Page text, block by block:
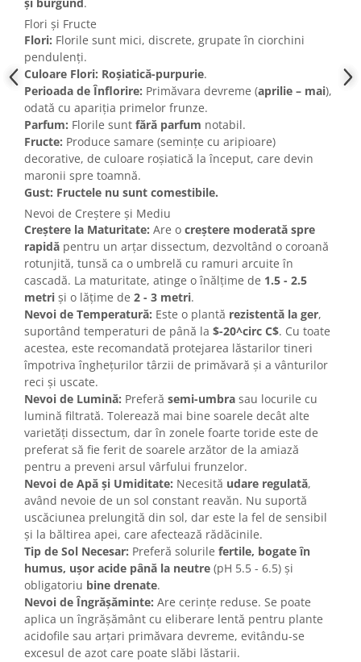
și burgund .
Flori și Fructe
Flori: Florile sunt mici, discrete, grupate în ciorchini
pendulenți.
Culoare Flori: Roșiatică-purpurie.
Perioada de Înflorire: Primăvara devreme (aprilie – mai),
odată cu apariția primelor frunze.
Parfum: Florile sunt fără parfum notabil.
Fructe: Produce samare (semințe cu aripioare)
decorative, de culoare roșiatică la început, care devin
maronii spre toamnă.
Gust: Fructele nu sunt comestibile.
Nevoi de Creștere și Mediu
Creștere la Maturitate: Are o creștere moderată spre
rapidă pentru un arțar dissectum, dezvoltând o coroană
rotunjită, tunsă ca o umbrelă cu ramuri arcuite în
cascadă. La maturitate, atinge o înălțime de 1.5 - 2.5
metri și o lățime de 2 - 3 metri.
Nevoi de Temperatură: Este o plantă rezistentă la ger,
suportând temperaturi de până la $-20^circ C$. Cu toate
acestea, este recomandată protejarea lăstarilor tineri
împotriva înghețurilor târzii de primăvară și a vânturilor
reci și uscate.
Nevoi de Lumină: Preferă semi-umbra sau locurile cu
lumină filtrată. Tolerează mai bine soarele decât alte
varietăți dissectum, dar în zonele foarte toride este de
preferat să fie ferit de soarele arzător de la amiază
pentru a preveni arsul vârfului frunzelor.
Nevoi de Apă și Umiditate: Necesită udare regulată,
având nevoie de un sol constant reavăn. Nu suportă
uscăciunea prelungită din sol, dar este la fel de sensibil
și la băltirea apei, care afectează rădăcinile.
Tip de Sol Necesar: Preferă solurile fertile, bogate în
humus, ușor acide până la neutre (pH 5.5 - 6.5) și
obligatoriu bine drenate.
Nevoi de Îngrășăminte: Are cerințe reduse. Se poate
aplica un îngrășământ cu eliberare lentă pentru plante
acidofile sau arțari primăvara devreme, evitându-se
excesul de azot care poate slăbi lăstarii.